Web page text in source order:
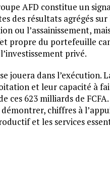
AFD constitue un
des résultats agrégés
ou l’assainissement,
propre du portefeuille
privé.
jouera dans l’exécution.
et leur capacité à
623 milliards de
chiffres à
et les services